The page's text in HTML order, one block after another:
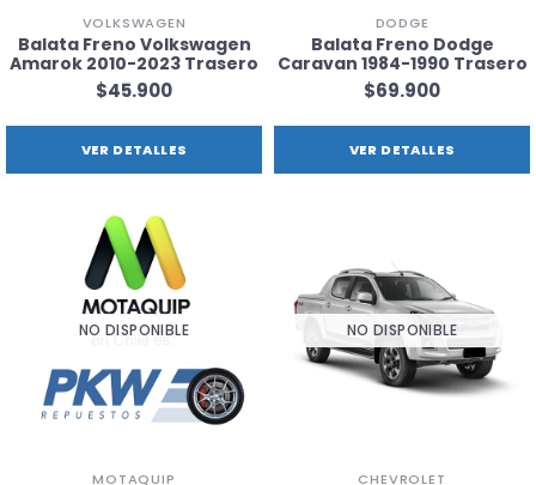
VOLKSWAGEN
Balata Freno Volkswagen
Amarok 2010-2023 Trasero
$45.900
VER DETALLES
DODGE
Balata Freno Dodge
Caravan 1984-1990 Trasero
$69.900
VER DETALLES
NO DISPONIBLE
MOTAQUIP
NO DISPONIBLE
CHEVROLET